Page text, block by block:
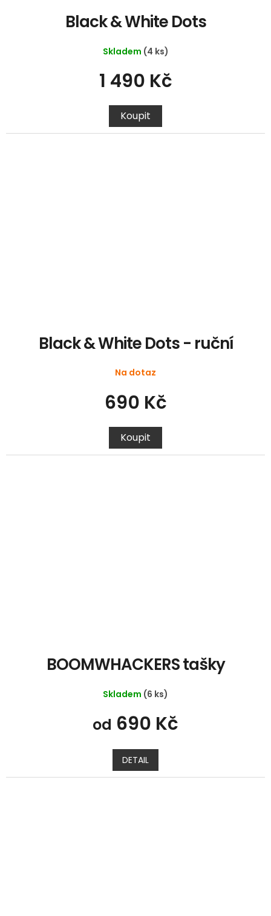
Black & White Dots
Skladem (4 ks)
1 490 Kč
Koupit
Black & White Dots - ruční
Na dotaz
690 Kč
Koupit
BOOMWHACKERS tašky
Skladem (6 ks)
od 690 Kč
DETAIL